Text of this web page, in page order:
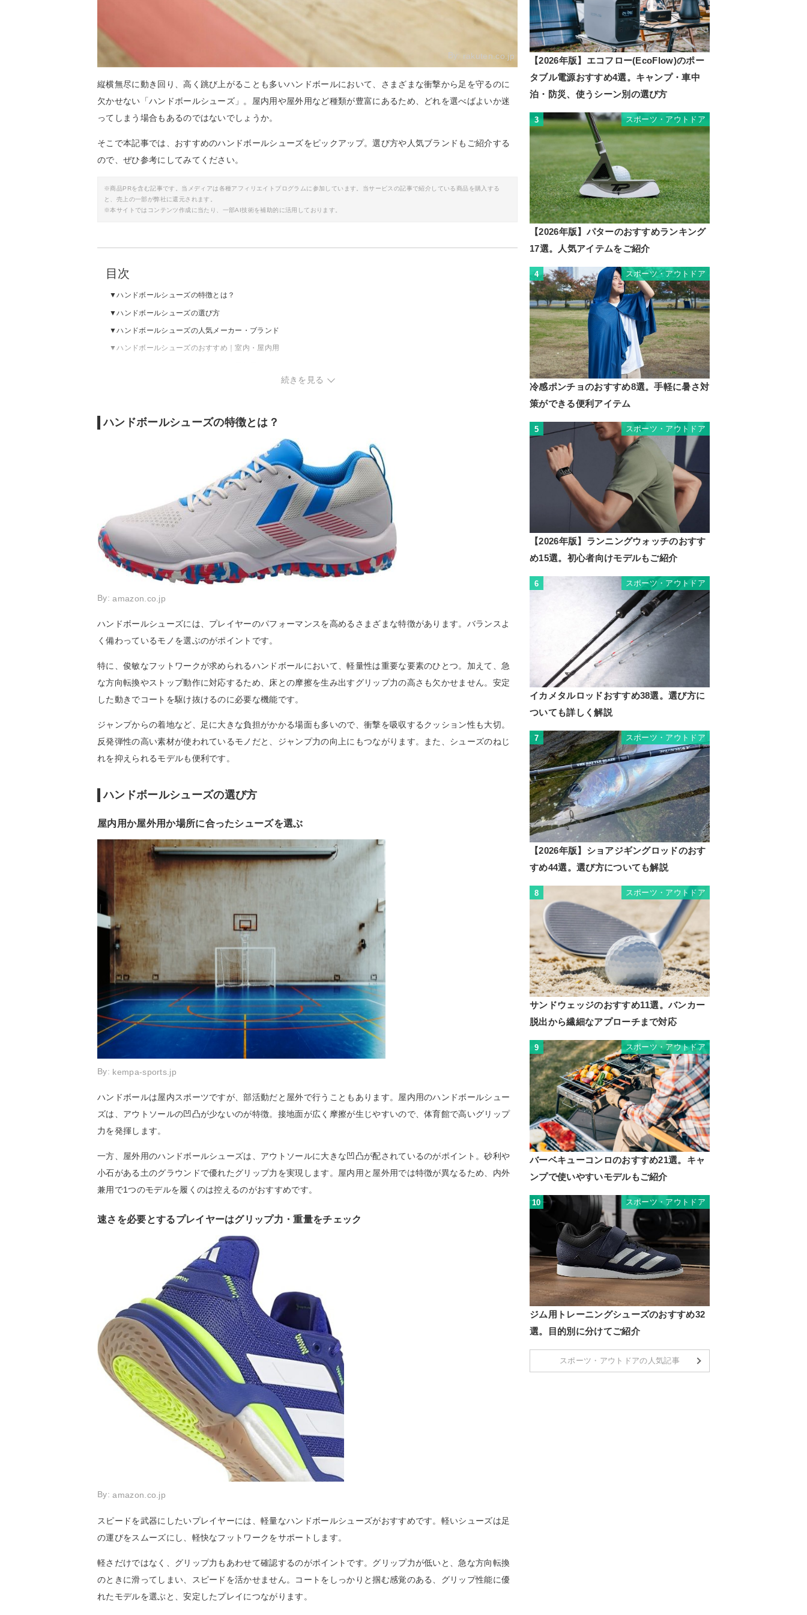
By: rakuten.co.jp
縦横無尽に動き回り、高く跳び上がることも多いハンドボールにおいて、さまざまな衝撃から足を守るのに
欠かせない「ハンドボールシューズ」。屋内用や屋外用など種類が豊富にあるため、どれを選べばよいか迷
ってしまう場合もあるのではないでしょうか。
そこで本記事では、おすすめのハンドボールシューズをピックアップ。選び方や人気ブランドもご紹介する
ので、ぜひ参考にしてみてください。
※商品PRを含む記事です。当メディアは各種アフィリエイトプログラムに参加しています。当サービスの記事で紹介している商品を購入する
と、売上の一部が弊社に還元されます。
※本サイトではコンテンツ作成に当たり、一部AI技術を補助的に活用しております。
目次
ハンドボールシューズの特徴とは？
ハンドボールシューズの選び方
ハンドボールシューズの人気メーカー・ブランド
ハンドボールシューズのおすすめ｜室内・屋内用
ハンドボールシューズの売れ筋ランキングをチェック続きを見る
ハンドボールシューズの特徴とは？
By:amazon.co.jp
ハンドボールシューズには、プレイヤーのパフォーマンスを高めるさまざまな特徴があります。バランスよ
く備わっているモノを選ぶのがポイントです。
特に、俊敏なフットワークが求められるハンドボールにおいて、軽量性は重要な要素のひとつ。加えて、急
な方向転換やストップ動作に対応するため、床との摩擦を生み出すグリップ力の高さも欠かせません。安定
した動きでコートを駆け抜けるのに必要な機能です。
ジャンプからの着地など、足に大きな負担がかかる場面も多いので、衝撃を吸収するクッション性も大切。
反発弾性の高い素材が使われているモノだと、ジャンプ力の向上にもつながります。また、シューズのねじ
れを抑えられるモデルも便利です。
ハンドボールシューズの選び方
屋内用か屋外用か場所に合ったシューズを選ぶ
By: kempa-sports.jp
ハンドボールは屋内スポーツですが、部活動だと屋外で行うこともあります。屋内用のハンドボールシュー
ズは、アウトソールの凹凸が少ないのが特徴。接地面が広く摩擦が生じやすいので、体育館で高いグリップ
力を発揮します。
一方、屋外用のハンドボールシューズは、アウトソールに大きな凹凸が配されているのがポイント。砂利や
小石がある土のグラウンドで優れたグリップ力を実現します。屋内用と屋外用では特徴が異なるため、内外
兼用で1つのモデルを履くのは控えるのがおすすめです。
速さを必要とするプレイヤーはグリップ力・重量をチェック
By:amazon.co.jp
スピードを武器にしたいプレイヤーには、軽量なハンドボールシューズがおすすめです。軽いシューズは足
の運びをスムーズにし、軽快なフットワークをサポートします。
軽さだけではなく、グリップ力もあわせて確認するのがポイントです。グリップ力が低いと、急な方向転換
のときに滑ってしまい、スピードを活かせません。コートをしっかりと掴む感覚のある、グリップ性能に優
れたモデルを選ぶと、安定したプレイにつながります。
【2026年版】エコフロー(EcoFlow)のポー
タブル電源おすすめ4選。キャンプ・車中
泊・防災、使うシーン別の選び方
3 スポーツ・アウトドア
【2026年版】パターのおすすめランキング
17選。人気アイテムをご紹介
4 スポーツ・アウトドア
冷感ポンチョのおすすめ8選。手軽に暑さ対
策ができる便利アイテム
5 スポーツ・アウトドア
【2026年版】ランニングウォッチのおすす
め15選。初心者向けモデルもご紹介
6 スポーツ・アウトドア
イカメタルロッドおすすめ38選。選び方に
ついても詳しく解説
7 スポーツ・アウトドア
【2026年版】ショアジギングロッドのおす
すめ44選。選び方についても解説
8 スポーツ・アウトドア
サンドウェッジのおすすめ11選。バンカー
脱出から繊細なアプローチまで対応
9 スポーツ・アウトドア
バーベキューコンロのおすすめ21選。キャ
ンプで使いやすいモデルもご紹介
10 スポーツ・アウトドア
ジム用トレーニングシューズのおすすめ32
選。目的別に分けてご紹介
スポーツ・アウトドアの人気記事